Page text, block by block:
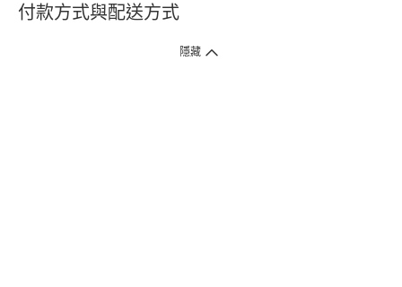
付款方式與配送方式
隱藏